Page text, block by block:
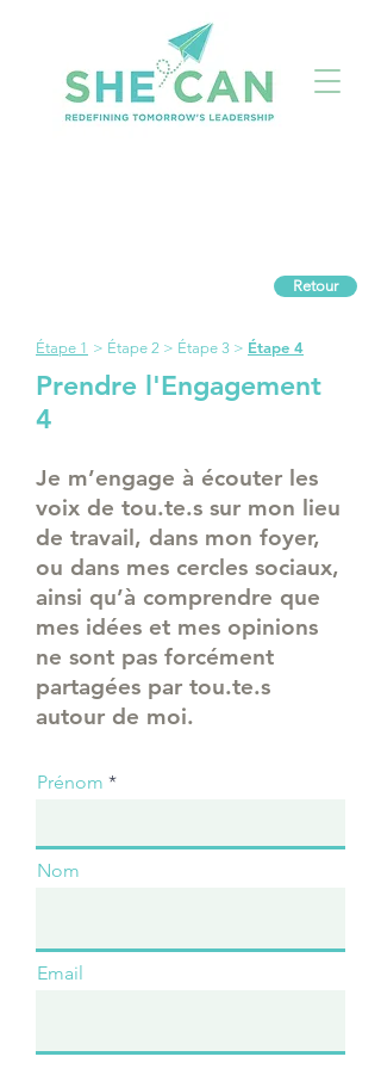
Retour
Étape 1 > Étape 2 > Étape 3 > Étape 4
Prendre l'Engagement
4
Je m’engage à écouter les
voix de tou.te.s sur mon lieu
de travail, dans mon foyer,
ou dans mes cercles sociaux,
ainsi qu’à comprendre que
mes idées et mes opinions
ne sont pas forcément
partagées par tou.te.s
autour de moi.
Prénom
Nom
Email